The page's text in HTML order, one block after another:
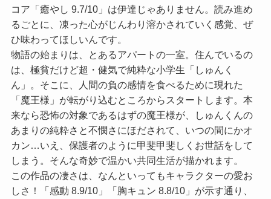
コア「癒やし 9.7/10」 は伊達じゃありません。読み進め
るごとに、凍った心がじんわり溶かされていく感覚、ぜ
ひ味わってほしいんです。
物語の始まりは、とあるアパートの一室。住んでいるの
は、極貧だけど超・健気で純粋な小学生「しゅんく
ん」。そこに、人間の負の感情を食べるために現れた
「魔王様」が転がり込むところからスタートします。本
来なら恐怖の対象であるはずの魔王様が、しゅんくんの
あまりの純粋さと不憫さにほだされて、いつの間にかオ
カン…いえ、保護者のように甲斐甲斐しくお世話をして
しまう。そんな奇妙で温かい共同生活が描かれます。
この作品の凄さは、なんといってもキャラクターの愛お
しさ！
「感動 8.9/10」 「胸キュン 8.8/10」 が示す通り、